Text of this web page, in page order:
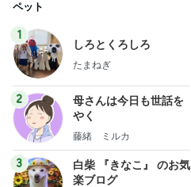
ペット
1
しろとくろしろ
たまねぎ
2
母さんは今日も世話を
やく
藤緒 ミルカ
3
白柴 『きなこ』 のお気
楽ブログ